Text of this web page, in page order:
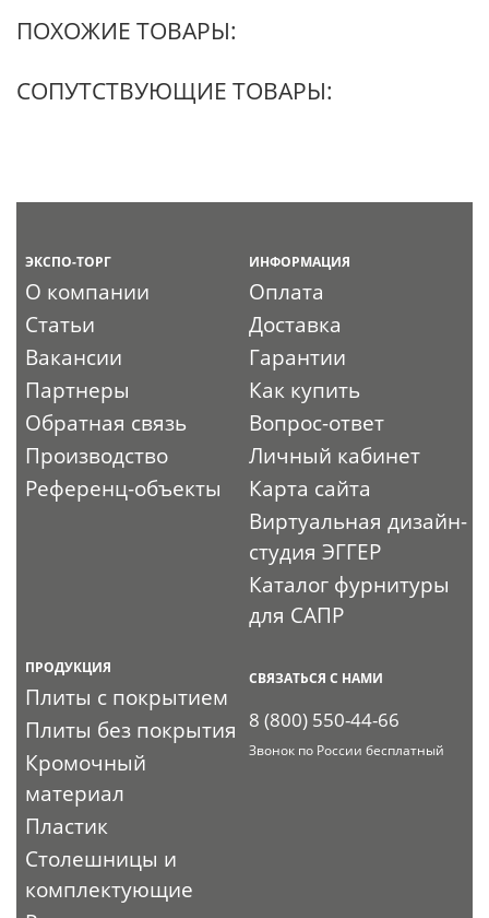
ПОХОЖИЕ ТОВАРЫ:
СОПУТСТВУЮЩИЕ ТОВАРЫ:
ЭКСПО-ТОРГ
О компании
Статьи
Вакансии
Партнеры
Обратная связь
Производство
Референц-объекты
ИНФОРМАЦИЯ
Оплата
Доставка
Гарантии
Как купить
Вопрос-ответ
Личный кабинет
Карта сайта
Виртуальная дизайн-
студия ЭГГЕР
Каталог фурнитуры
для САПР
ПРОДУКЦИЯ
Плиты с покрытием
Плиты без покрытия
Кромочный
материал
Пластик
Столешницы и
комплектующие
СВЯЗАТЬСЯ С НАМИ
8 (800) 550-44-66
Звонок по России бесплатный